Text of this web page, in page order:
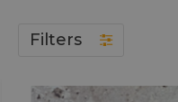
Filters